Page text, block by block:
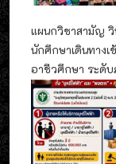
แผนกวิชาสามัญ
นักศึกษาเดินทาง
อาชีวศึกษา ระดับ